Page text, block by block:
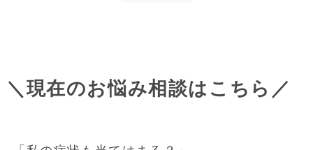
＼現在のお悩み相談はこちら／